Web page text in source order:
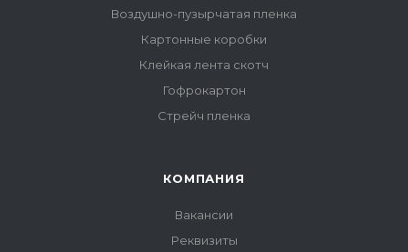
Воздушно-пузырчатая пленка
Картонные коробки
Клейкая лента скотч
Гофрокартон
Стрейч пленка
КОМПАНИЯ
Вакансии
Реквизиты